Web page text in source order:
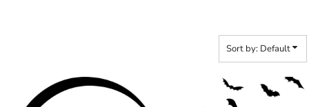
Sort by: Default